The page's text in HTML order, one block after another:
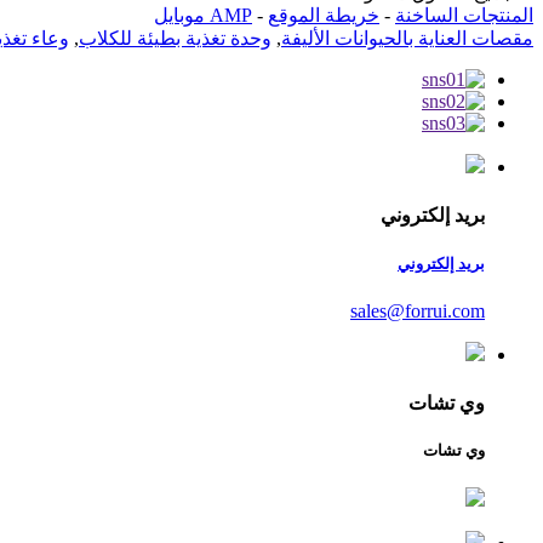
المنتجات الساخنة - خريطة الموقع - AMP موبايل
مقصات العناية بالحيوانات الأليفة, وحدة تغذية بطيئة للكلاب, وعاء
بريد إلكتروني
بريد إلكتروني
sales@forrui.com
وي تشات
وي تشات